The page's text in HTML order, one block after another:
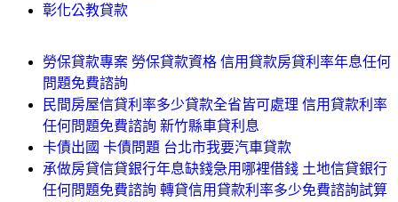
彰化公教貸款
勞保貸款專案 勞保貸款資格 信用貸款房貸利率年息任何
問題免費諮詢
民間房屋信貸利率多少貸款全省皆可處理 信用貸款利率
任何問題免費諮詢 新竹縣車貸利息
卡債出國 卡債問題 台北市我要汽車貸款
承做房貸信貸銀行年息缺錢急用哪裡借錢 土地信貸銀行
任何問題免費諮詢 轉貸信用貸款利率多少免費諮詢試算